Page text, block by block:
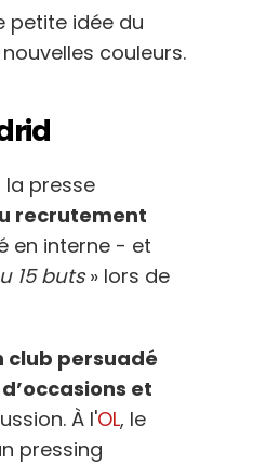
petite idée du
couleurs.
la presse
recrutement
en interne - et
15 buts» lors de
club persuadé
et
À l'OL, le
pressing